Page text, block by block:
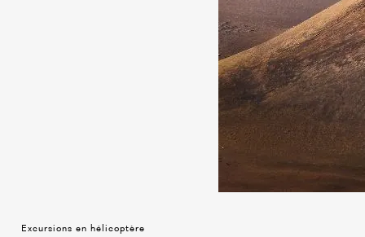
Excursions en hélicoptère